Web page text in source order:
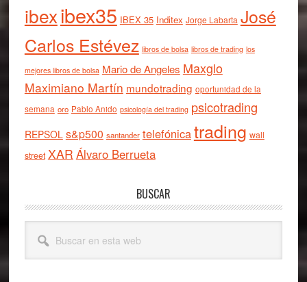
ibexibex35 IBEX 35 Inditex Jorge Labarta José
Carlos Estévez libros de bolsa libros de trading los
mejores libros de bolsa Mario de Angeles Maxglo
Maximiano Martín mundotrading oportunidad de la
semana oro Pablo Anido psicología del trading psicotrading
REPSOL s&p500 santander telefónicatrading wall
street XAR Álvaro Berrueta
BUSCAR
esta